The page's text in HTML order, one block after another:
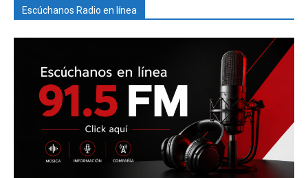
Escúchanos Radio en línea